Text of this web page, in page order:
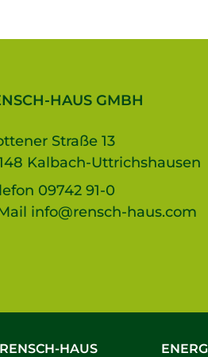
HAUS GMBH
Straße 13
Kalbach-Uttrichshausen
09742 91-0
info@rensch-haus.com
HAUS